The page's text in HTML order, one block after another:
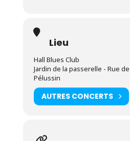
Lieu
Hall Blues Club
Jardin de la passerelle - Rue
Pélussin
AUTRES CONCERTS